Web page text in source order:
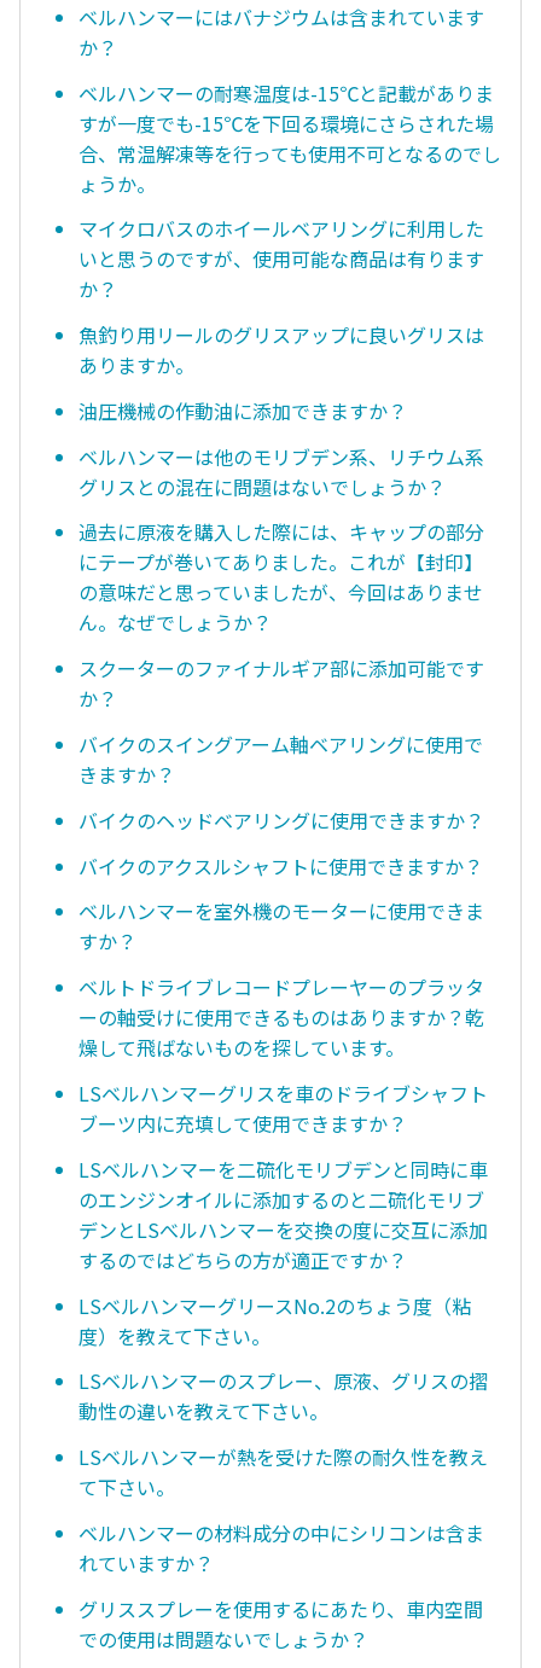
ベルハンマーにはバナジウムは含まれています
か？
ベルハンマーの耐寒温度は-15℃と記載がありま
すが一度でも-15℃を下回る環境にさらされた場
合、常温解凍等を行っても使用不可となるのでし
ょうか。
マイクロバスのホイールベアリングに利用した
いと思うのですが、使用可能な商品は有ります
か？
魚釣り用リールのグリスアップに良いグリスは
ありますか。
油圧機械の作動油に添加できますか？
ベルハンマーは他のモリブデン系、リチウム系
グリスとの混在に問題はないでしょうか？
過去に原液を購入した際には、キャップの部分
にテープが巻いてありました。これが【封印】
の意味だと思っていましたが、今回はありませ
ん。なぜでしょうか？
スクーターのファイナルギア部に添加可能です
か？
バイクのスイングアーム軸ベアリングに使用で
きますか？
バイクのヘッドベアリングに使用できますか？
バイクのアクスルシャフトに使用できますか？
ベルハンマーを室外機のモーターに使用できま
すか？
ベルトドライブレコードプレーヤーのプラッタ
ーの軸受けに使用できるものはありますか？乾
燥して飛ばないものを探しています。
LSベルハンマーグリスを車のドライブシャフト
ブーツ内に充填して使用できますか？
LSベルハンマーを二硫化モリブデンと同時に車
のエンジンオイルに添加するのと二硫化モリブ
デンとLSべルハンマーを交換の度に交互に添加
するのではどちらの方が適正ですか？
LSベルハンマーグリースNo.2のちょう度（粘
度）を教えて下さい。
LSベルハンマーのスプレー、原液、グリスの摺
動性の違いを教えて下さい。
LSベルハンマーが熱を受けた際の耐久性を教え
て下さい。
ベルハンマーの材料成分の中にシリコンは含ま
れていますか？
グリススプレーを使用するにあたり、車内空間
での使用は問題ないでしょうか？